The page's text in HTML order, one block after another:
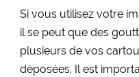
Si vous utilisez votre
il se peut que des
plusieurs de vos
déposées. Il est